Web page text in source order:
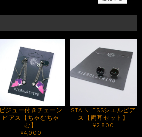
ビジュー付きチェーン
ピアス【ちゃむちゃ
む】
¥4,000
STAINLESSシエルピア
ス【両耳セット】
¥2,800